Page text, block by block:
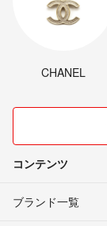
CHANEL
コンテンツ
ブランド一覧